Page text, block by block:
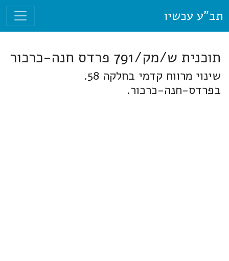
תב"ע עכשיו
תוכנית ש/מק/791 פרדס חנה-כרכור
שינוי מרווח קדמי בחלקה 58.
בפרדס-חנה-כרכור.